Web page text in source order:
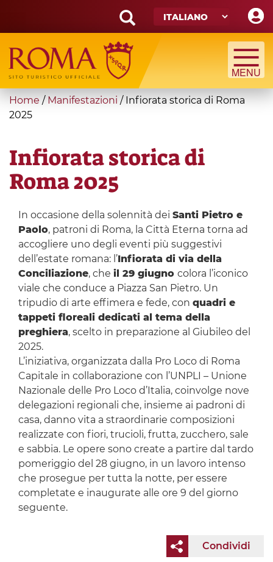
main
content
Search
form
Cerca
You
are
Home / Manifestazioni / Infiorata storica di Roma
2025
Infiorata storica di
Roma 2025
In occasione della solennità dei Santi Pietro e
Paolo, patroni di Roma, la Città Eterna torna ad
accogliere uno degli eventi più suggestivi
dell’estate romana: l’Infiorata di via della
Conciliazione, che il 29 giugno colora l’iconico
viale che conduce a Piazza San Pietro. Un
tripudio di arte effimera e fede, con quadri e
tappeti floreali dedicati al tema della
preghiera, scelto in preparazione al Giubileo del
2025.
L’iniziativa, organizzata dalla Pro Loco di Roma
Capitale in collaborazione con l’UNPLI – Unione
Nazionale delle Pro Loco d’Italia, coinvolge nove
delegazioni regionali che, insieme ai padroni di
casa, danno vita a straordinarie composizioni
realizzate con fiori, trucioli, frutta, zucchero, sale
e sabbia. Le opere sono create a partire dal tardo
pomeriggio del 28 giugno, in un lavoro intenso
che prosegue per tutta la notte, per essere
completate e inaugurate alle ore 9 del giorno
seguente.
Condividi